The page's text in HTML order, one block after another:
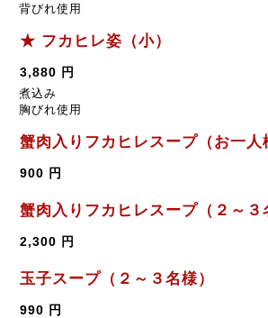
背びれ使用
★ フカヒレ姿（小）
3,880 円
煮込み
胸びれ使用
蟹肉入りフカヒレスープ（お一人
900 円
蟹肉入りフカヒレスープ（２～３
2,300 円
玉子スープ（２～３名様）
990 円